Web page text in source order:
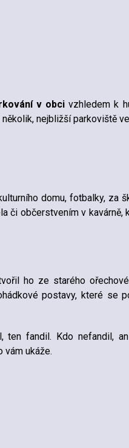
v obcivzhledem k
nejbližší parkoviště
domu, fotbalky, za
či občerstvením v kavárně,
ho ze starého
postavy, které se
ten fandil. Kdo nefandil,
vám ukáže.